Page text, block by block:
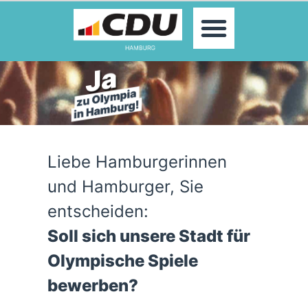
MOIN!
AKTUELLES
PARTEI
PARLAMENTE
KONTAKT
MITGLIED WERDEN!
Liebe Hamburgerinnen
und Hamburger, Sie
entscheiden:
Soll sich unsere Stadt für
Olympische Spiele
bewerben?